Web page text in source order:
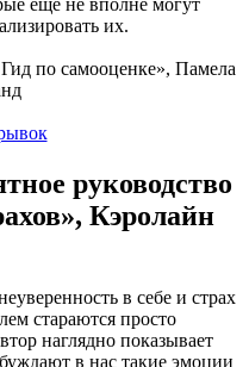
их.
руководство
Кэролайн
в себе и страх
стараются просто
наглядно показывает
в нас такие эмоции